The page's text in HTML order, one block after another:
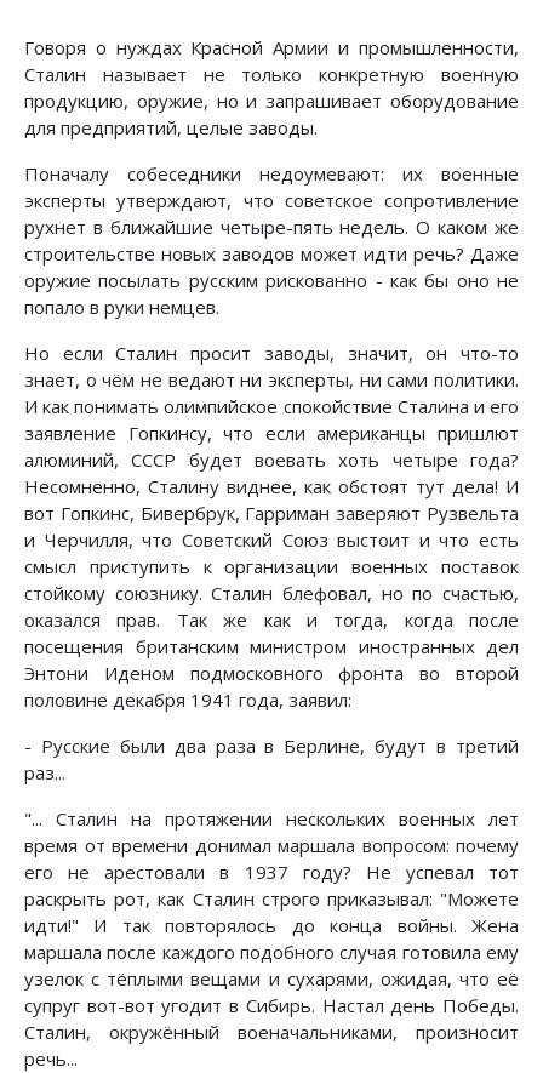
Говоря о нуждах Красной Армии и промышленности,
Сталин называет не только конкретную военную
продукцию, оружие, но и запрашивает оборудование
для предприятий, целые заводы.
Поначалу собеседники недоумевают: их военные
эксперты утверждают, что советское сопротивление
рухнет в ближайшие четыре-пять недель. О каком же
строительстве новых заводов может идти речь? Даже
оружие посылать русским рискованно - как бы оно не
попало в руки немцев.
Но если Сталин просит заводы, значит, он что-то
знает, о чём не ведают ни эксперты, ни сами политики.
И как понимать олимпийское спокойствие Сталина и его
заявление Гопкинсу, что если американцы пришлют
алюминий, СССР будет воевать хоть четыре года?
Несомненно, Сталину виднее, как обстоят тут дела! И
вот Гопкинс, Бивербрук, Гарриман заверяют Рузвельта
и Черчилля, что Советский Союз выстоит и что есть
смысл приступить к организации военных поставок
стойкому союзнику. Сталин блефовал, но по счастью,
оказался прав. Так же как и тогда, когда после
посещения британским министром иностранных дел
Энтони Иденом подмосковного фронта во второй
половине декабря 1941 года, заявил:
- Русские были два раза в Берлине, будут в третий
раз...
"... Сталин на протяжении нескольких военных лет
время от времени донимал маршала вопросом: почему
его не арестовали в 1937 году? Не успевал тот
раскрыть рот, как Сталин строго приказывал: "Можете
идти!" И так повторялось до конца войны. Жена
маршала после каждого подобного случая готовила ему
узелок с тёплыми вещами и сухарями, ожидая, что её
супруг вот-вот угодит в Сибирь. Настал день Победы.
Сталин, окружённый военачальниками, произносит
речь...